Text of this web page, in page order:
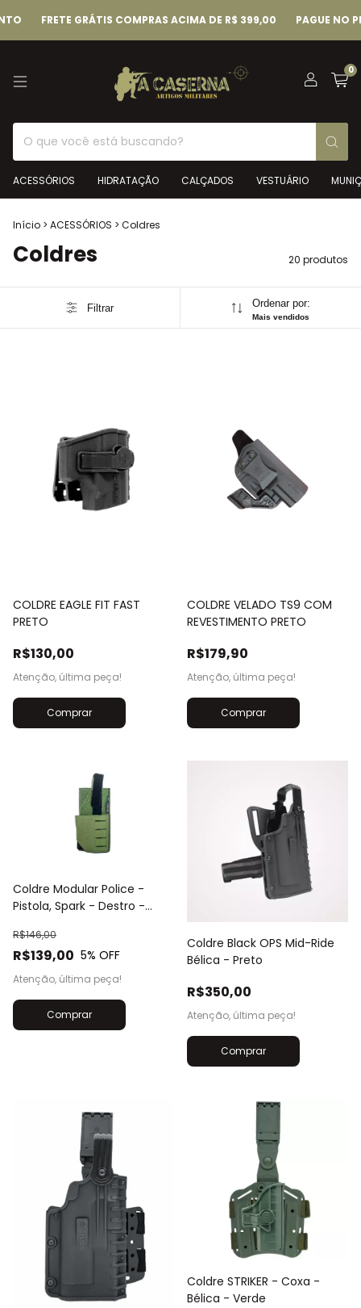
FRETE GRÁTIS COMPRAS ACIMA DE R$ 399,00 PAGUE NO PIX E
0
ACESSÓRIOS HIDRATAÇÃO CALÇADOS VESTUÁRIO
Início > ACESSÓRIOS > Coldres
Coldres 20 produtos
Filtrar Ordenar por:
Mais vendidos
COLDRE EAGLE FIT FAST
PRETO
R$130,00
Atenção, última peça!
Comprar
COLDRE VELADO TS9 COM
REVESTIMENTO PRETO
R$179,90
Atenção, última peça!
Comprar
Coldre Modular Police -
Pistola, Spark - Destro -
R$139,00
R$146,00
5% OFF
Atenção, última peça!
Coldre Black OPS Mid-Ride
Bélica - Preto
R$350,00
Atenção, última peça!
Comprar
Coldre STRIKER - Coxa -
Bélica - Verde